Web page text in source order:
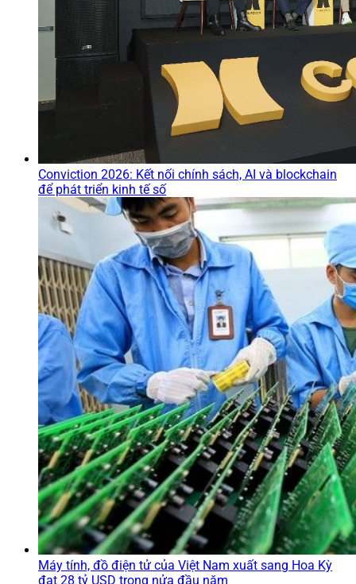
Conviction 2026: Kết nối chính sách, AI và blockchain
để phát triển kinh tế số
Máy tính, đồ điện tử của Việt Nam xuất sang Hoa Kỳ
đạt 28 tỷ USD trong nửa đầu năm